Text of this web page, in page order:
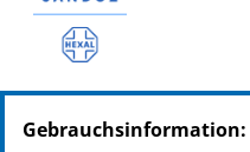
PZN: 09219007
PPN: 110921900740